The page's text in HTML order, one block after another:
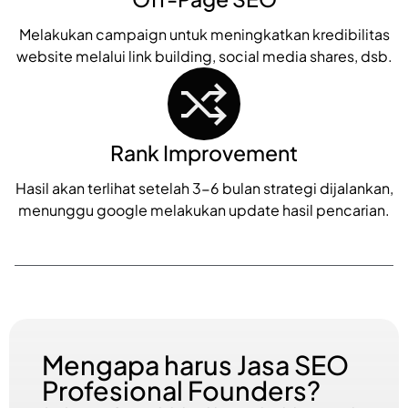
Melakukan campaign untuk meningkatkan kredibilitas
website melalui link building, social media shares, dsb.
Rank Improvement
Hasil akan terlihat setelah 3-6 bulan strategi dijalankan,
menunggu google melakukan update hasil pencarian.
Mengapa harus Jasa SEO
Profesional Founders?